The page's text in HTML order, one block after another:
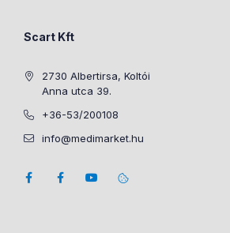
Scart Kft
2730 Albertirsa, Koltói
Anna utca 39.
+36-53/200108
info@medimarket.hu